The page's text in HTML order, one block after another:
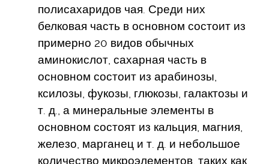
полисахаридов чая. Среди них
белковая часть в основном состоит из
примерно 20 видов обычных
аминокислот, сахарная часть в
основном состоит из арабинозы,
ксилозы, фукозы, глюкозы, галактозы и
т. д., а минеральные элементы в
основном состоят из кальция, магния,
железо, марганец и т. д. и небольшое
количество микроэлементов, таких как